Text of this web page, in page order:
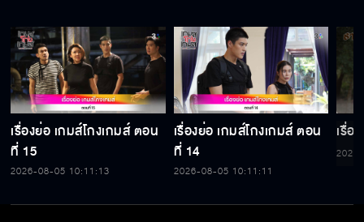
เรื่องย่อ เกมส์โกงเกมส์ ตอน
ที่ 15
2026-08-05 10:11:13
เรื่องย่อ เกมส์โกงเกมส์ ตอน
ที่ 14
2026-08-05 10:11:11
เรื่อ